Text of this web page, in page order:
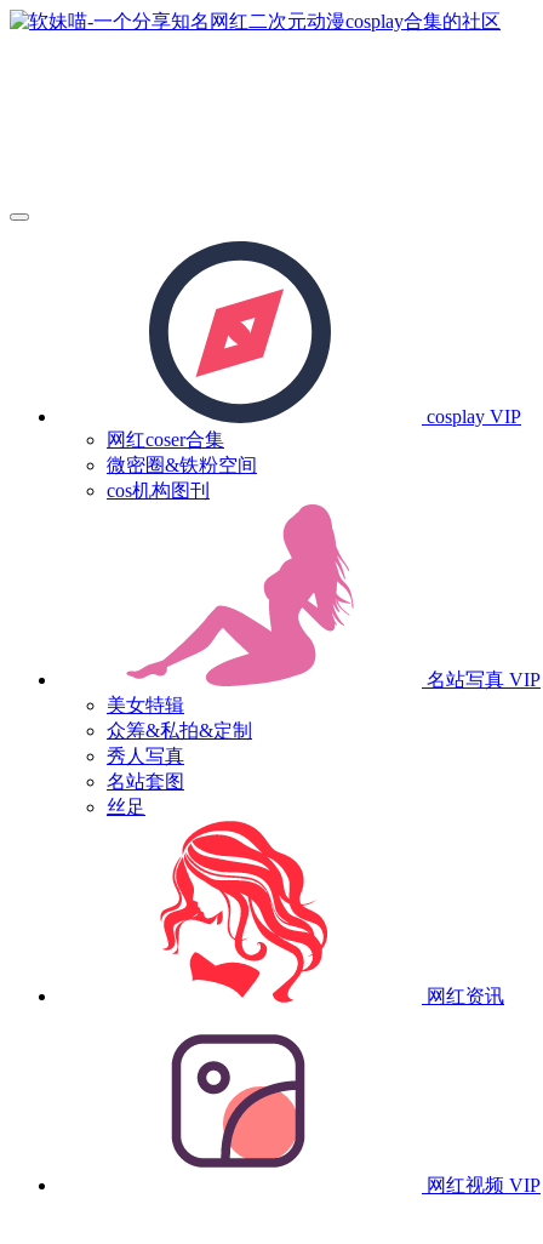
cosplay VIP
网红coser合集
微密圈&铁粉空间
cos机构图刊
名站写真 VIP
美女特辑
众筹&私拍&定制
秀人写真
名站套图
丝足
网红资讯
网红视频 VIP